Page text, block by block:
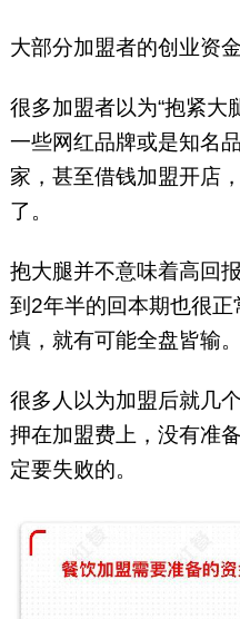
大部分加盟者的创业资
很多加盟者以为“抱紧大
一些网红品牌或是知名
家，甚至借钱加盟开店
了。
抱大腿并不意味着高回
到2年半的回本期也很
慎，就有可能全盘皆输。
很多人以为加盟后就几
押在加盟费上，没有准
定要失败的。